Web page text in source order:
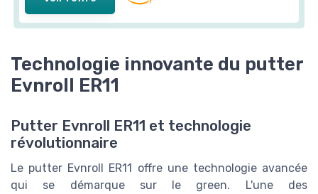
Technologie innovante du putter
Evnroll ER11
Putter Evnroll ER11 et technologie
révolutionnaire
Le putter Evnroll ER11 offre une technologie avancée
qui se démarque sur le green. L'une des